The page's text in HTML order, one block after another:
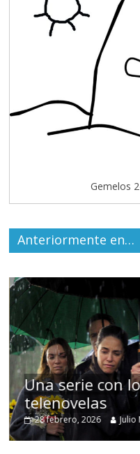
Gemelos
Anteriormente en…
Cuento de
alta
30 diciembre, 2025